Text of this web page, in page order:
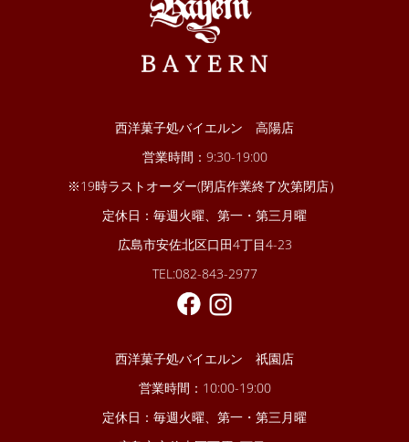
西洋菓子処バイエルン 高陽店
営業時間：9:30-19:00
※19時ラストオーダー(閉店作業終了次第閉店）
定休日：毎週火曜、第一・第三月曜
広島市安佐北区口田4丁目4-23
TEL:082-843-2977
西洋菓子処バイエルン 祇園店
営業時間：10:00-19:00
定休日：毎週火曜、第一・第三月曜